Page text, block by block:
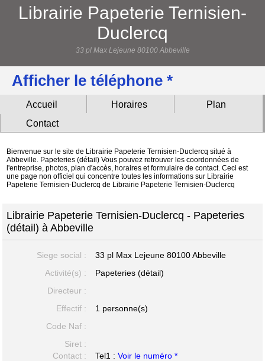
Librairie Papeterie Ternisien-
Duclercq
33 pl Max Lejeune 80100 Abbeville
Afficher le téléphone *
Accueil Horaires
Plan
Contact
Bienvenue sur le site de Librairie Papeterie Ternisien-Duclercq situé à
Abbeville. Papeteries (détail) Vous pouvez retrouver les coordonnées de
l'entreprise, photos, plan d'accès, horaires et formulaire de contact. Ceci est
une page non officiel qui concentre toutes les informations sur Librairie
Papeterie Ternisien-Duclercq de Librairie Papeterie Ternisien-Duclercq
Librairie Papeterie Ternisien-Duclercq - Papeteries
(détail) à Abbeville
Siege social : 33 pl Max Lejeune80100 Abbeville
Activité(s) :
Papeteries (détail)
Directeur :
Effectif :
1 personne(s)
Code Naf :
Siret :
Contact :
Tel1 :Voir le numéro *